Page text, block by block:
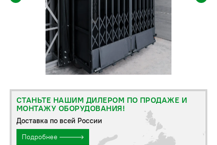
СТАНЬТЕ НАШИМ ДИЛЕРОМ ПО ПРОДАЖЕ И
МОНТАЖУ ОБОРУДОВАНИЯ!
Доставка по всей России
Подробнее